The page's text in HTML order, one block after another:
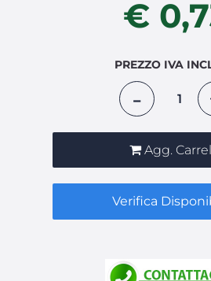
€
PREZZO IVA
Agg.
Verifica